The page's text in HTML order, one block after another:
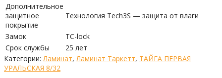
Дополнительное
защитное
покрытие
Технология Tech3S — защита от влаги
Замок
TC-lock
Срок службы
25 лет
Категории: Ламинат, Ламинат Таркетт, ТАЙГА ПЕРВАЯ
УРАЛЬСКАЯ 8/32